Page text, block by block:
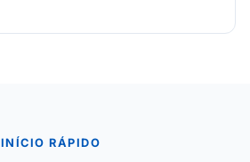
INÍCIO RÁPIDO